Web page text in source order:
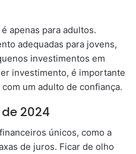
apenas para adultos.
adequadas para jovens,
investimentos em
investimento, é importante
um adulto de confiança.
2024
únicos, como a
de juros. Ficar de olho